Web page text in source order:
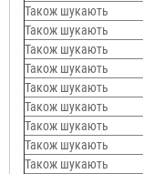
Також шукають
Також шукають
Також шукають
Також шукають
Також шукають
Також шукають
Також шукають
Також шукають
Також шукають